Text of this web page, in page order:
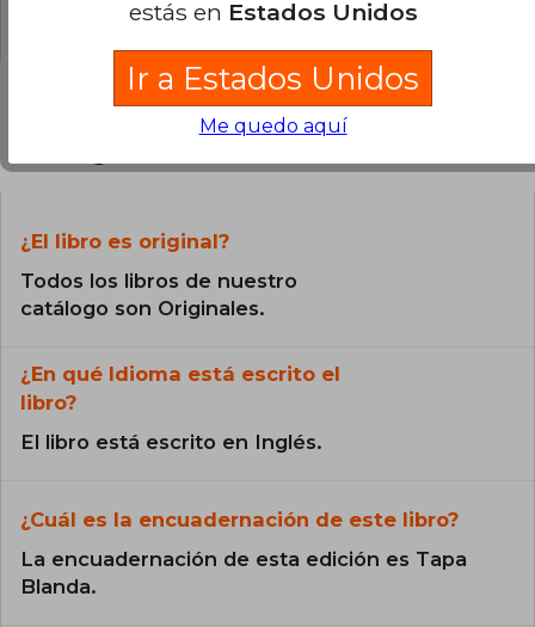
escritura y experimentación, consolidándose
ámbito literario-visual contemporáneo.
0% (0)
¿El libro es original?
Todos los libros de nuestro
catálogo son Originales.
¿En qué Idioma está escrito el
libro?
El libro está escrito en Inglés.
¿Cuál es la encuadernación de este libro?
La encuadernación de esta edición es Tapa
Blanda.
estás en Estados Unidos
Ir a Estados Unidos
Me quedo aquí